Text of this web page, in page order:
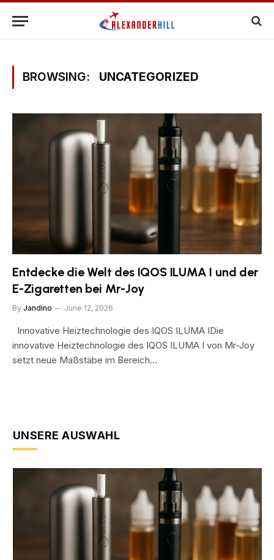
BROWSING: UNCATEGORIZED
Entdecke die Welt des IQOS ILUMA I und der
E-Zigaretten bei Mr-Joy
By Jandino June 12, 2026
Innovative Heiztechnologie des IQOS ILUMA IDie
innovative Heiztechnologie des IQOS ILUMA I von Mr-Joy
setzt neue Maßstäbe im Bereich…
UNSERE AUSWAHL